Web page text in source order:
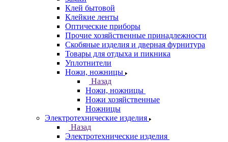
Клей бытовой
Клейкие ленты
Оптические приборы
Прочие хозяйственные принадлежности
Скобяные изделия и дверная фурнитура
Товары для отдыха и пикника
Уплотнители
Ножи, ножницы
Назад
Ножи, ножницы
Ножи хозяйственные
Ножницы
Электротехнические изделия
Назад
Электротехнические изделия